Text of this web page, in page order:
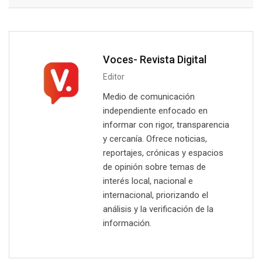
Voces- Revista Digital
Editor
Medio de comunicación
independiente enfocado en
informar con rigor, transparencia
y cercanía. Ofrece noticias,
reportajes, crónicas y espacios
de opinión sobre temas de
interés local, nacional e
internacional, priorizando el
análisis y la verificación de la
información.